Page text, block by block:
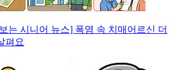
는 시니어 뉴스] 폭염 속 치매어르신 더
펴요